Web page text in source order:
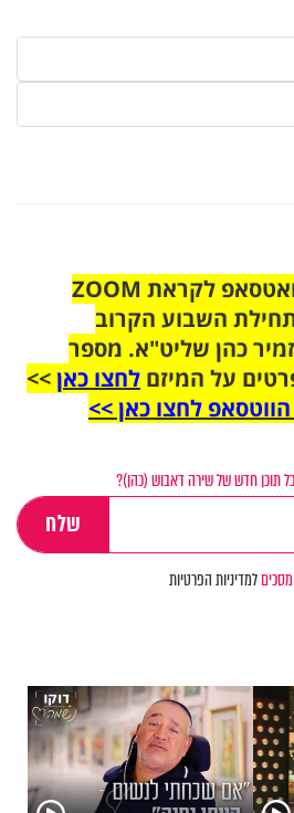
הצטרפו לקבוצת הוואטסאפ לקראת ZOOM
השבוע הקרוב
כהן שליט"א. מספר
על המיזם לחצו כאן>>
לחצו כאן >>
תוכן חדש של שירה דאבוש (כהן)?
למדיניות הפרטיות